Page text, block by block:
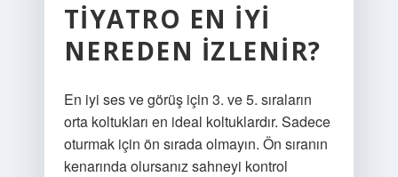
TIYATRO EN IYI
NEREDEN IZLENIR?
En iyi ses ve görüş için 3. ve 5. sıraların
orta koltukları en ideal koltuklardır. Sadece
oturmak için ön sırada olmayın. Ön sıranın
kenarında olursanız sahneyi kontrol